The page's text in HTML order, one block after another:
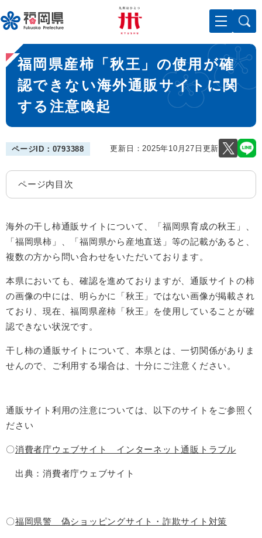
ー
ジ
先
頭
メニューを飛ばして本文へ
本
文
福岡県産柿「秋王」の使用が確
認できない海外通販サイトに関
する注意喚起
ページID：0793388 更新日：2025年10月27日更新
ページ内目次
海外の干し柿通販サイトについて、「福岡県育成の秋王」、
「福岡県柿」、「福岡県から産地直送」等の記載があると、
複数の方から問い合わせをいただいております。
本県においても、確認を進めておりますが、通販サイトの柿
の画像の中には、明らかに「秋王」ではない画像が掲載され
ており、現在、福岡県産柿「秋王」を使用していることが確
認できない状況です。
干し柿の通販サイトについて、本県とは、一切関係がありま
せんので、ご利用する場合は、十分にご注意ください。
通販サイト利用の注意については、以下のサイトをご参照く
ださい
〇消費者庁ウェブサイト インターネット通販トラブル
出典：消費者庁ウェブサイト
〇福岡県警 偽ショッピングサイト・詐欺サイト対策